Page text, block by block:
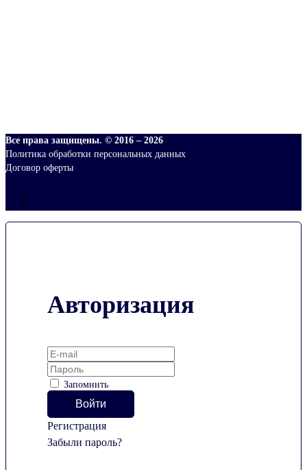
Все права защищены. © 2016 – 2026
Политика обработки персональных данных
Договор оферты
Авторизация
Запомнить
Регистрация
Забыли пароль?